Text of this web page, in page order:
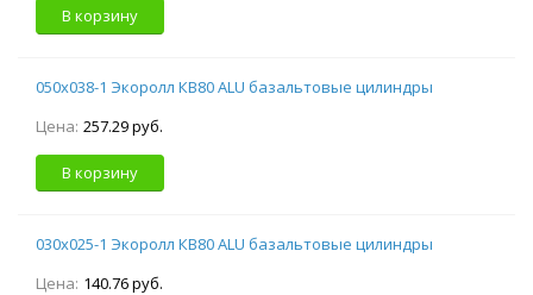
В корзину
050х038-1 Экоролл КВ80 ALU базальтовые цилиндры
Цена: 257.29 руб.
В корзину
030х025-1 Экоролл КВ80 ALU базальтовые цилиндры
Цена: 140.76 руб.